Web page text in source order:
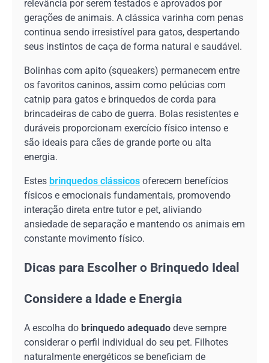
relevância por serem testados e aprovados por
gerações de animais. A clássica varinha com penas
continua sendo irresistível para gatos, despertando
seus instintos de caça de forma natural e saudável.
Bolinhas com apito (squeakers) permanecem entre
os favoritos caninos, assim como pelúcias com
catnip para gatos e brinquedos de corda para
brincadeiras de cabo de guerra. Bolas resistentes e
duráveis proporcionam exercício físico intenso e
são ideais para cães de grande porte ou alta
energia.
Estes brinquedos clássicos oferecem benefícios
físicos e emocionais fundamentais, promovendo
interação direta entre tutor e pet, aliviando
ansiedade de separação e mantendo os animais em
constante movimento físico.
Dicas para Escolher o Brinquedo Ideal
Considere a Idade e Energia
A escolha do brinquedo adequado deve sempre
considerar o perfil individual do seu pet. Filhotes
naturalmente energéticos se beneficiam de